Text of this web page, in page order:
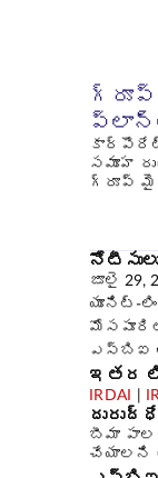
సమూహ
గ్రూప్
జూలై
యూనిట్-
ఎస్‌బిఐ
ఇతర
IRDAI
బీమా
చేయాలని